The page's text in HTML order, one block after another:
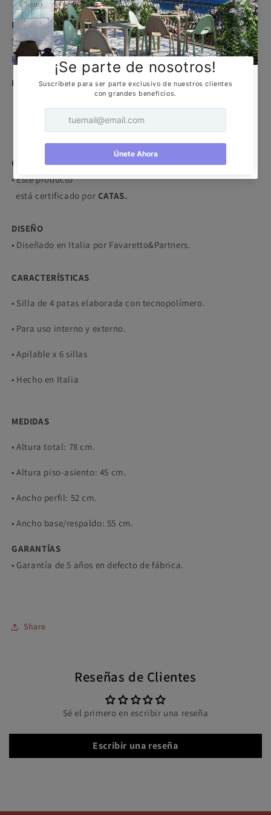
DESCRIPCIÓN
Silla elaborada en Bi-inyección de tecnopolímero de 4
puntas para uso interno y externo.
MARCA
CERTIFICACIÓN
• Este producto
está certificado por CATAS.
DISEÑO
• Diseñado en Italia por Favaretto&Partners.
CARACTERÍSTICAS
• Silla de 4 patas elaborada con tecnopolímero.
• Para uso interno y externo.
• Apilable x 6 sillas
• Hecho en Italia
MEDIDAS
• Altura total: 78 cm.
• Altura piso-asiento: 45 cm.
• Ancho perfil: 52 cm.
• Ancho base/respaldo: 55 cm.
GARANTÍAS
• Garantía de 5 años en defecto de fábrica.
Share
Reseñas de Clientes
Sé el primero en escribir una reseña
Escribir una reseña